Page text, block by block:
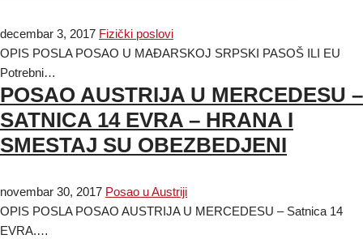
decembar 3, 2017 Fizički poslovi
OPIS POSLA POSAO U MAĐARSKOJ SRPSKI PASOŠ ILI EU
Potrebni…
POSAO AUSTRIJA U MERCEDESU –
SATNICA 14 EVRA – HRANA I
SMESTAJ SU OBEZBEDJENI
novembar 30, 2017 Posao u Austriji
OPIS POSLA POSAO AUSTRIJA U MERCEDESU – Satnica 14
EVRA.…